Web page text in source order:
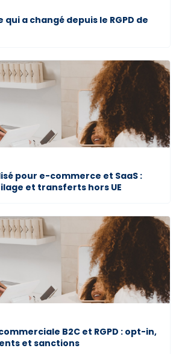
qui a changé depuis le RGPD de
pour e-commerce et SaaS :
et transferts hors UE
B2C et RGPD : opt-in,
et sanctions